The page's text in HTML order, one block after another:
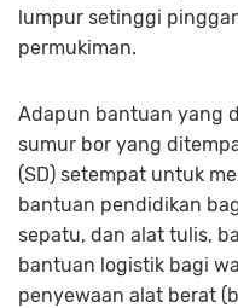
lumpur setinggi
permukiman.
Adapun bantuan yang
sumur bor yang
(SD) setempat untuk
bantuan pendidikan
sepatu, dan alat tulis,
bantuan logistik bagi
penyewaan alat berat